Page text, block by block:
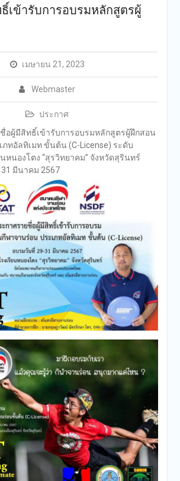
เข้ารับการอบรมหลักสูตรผู้
เมษายน 21, 2023
Webmaster
ประกาศ
อผู้มีสิทธิ์เข้ารับการอบรมหลักสูตรผู้ฝึกสอน
ทอัลทิเมท ขั้นต้น (C-License) ระดับ
หนองโตง “สุรวิทยาคม” จังหวัดสุรินทร์
มีนาคม 2567